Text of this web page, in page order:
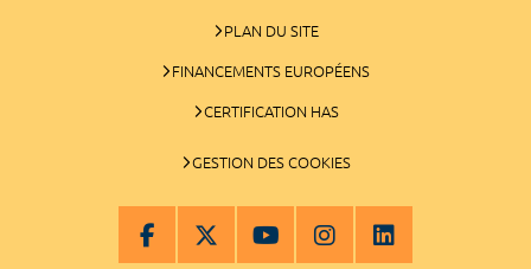
PLAN DU SITE
FINANCEMENTS EUROPÉENS
CERTIFICATION HAS
GESTION DES COOKIES